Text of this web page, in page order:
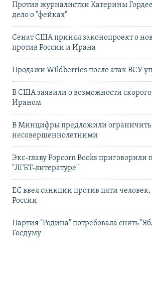
Против журналистки Катерины
дело о "фейках"
Сенат США принял законопроект о
против России и Ирана
Продажи Wildberries после атак ВСУ
В США заявили о возможности
Ираном
В Минцифры предложили
несовершеннолетними
Экс-главу Popcorn Books приговорили
"ЛГБТ‑литературе"
ЕС ввел санкции против пяти
России
Партия "Родина" потребовала снять
Госдуму